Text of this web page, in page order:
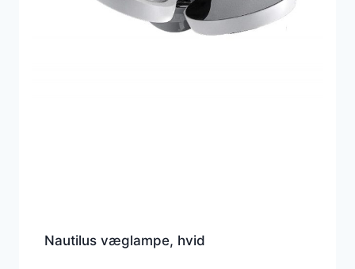
Nautilus væglampe, hvid